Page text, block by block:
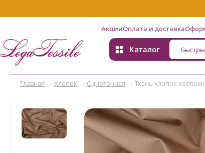
АкцииОплата и доставка
Каталог
Главная → Хлопок → Однотонная → Ткань хлопок